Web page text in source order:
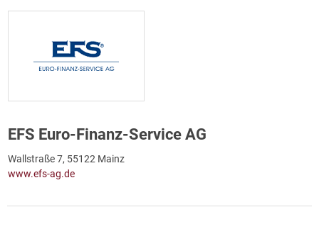
EFS Euro-Finanz-Service AG
Wallstraße 7, 55122 Mainz
www.efs-ag.de